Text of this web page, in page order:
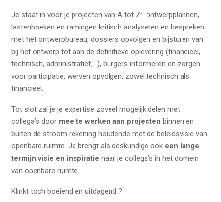
Je staat in voor je projecten van A tot Z: ontwerpplannen,
lastenboeken en ramingen kritisch analyseren en bespreken
met het ontwerpbureau, dossiers opvolgen en bijsturen van
bij het ontwerp tot aan de definitieve oplevering (financieel,
technisch, administratief,…), burgers informeren en zorgen
voor participatie, werven opvolgen, zowel technisch als
financieel.
Tot slot zal je je expertise zoveel mogelijk delen met
collega’s door mee te werken aan projecten binnen en
buiten de stroom rekening houdende met de beleidsvisie van
openbare ruimte. Je brengt als deskundige ook een lange
termijn visie en inspiratie naar je collega’s in het domein
van openbare ruimte.
Klinkt toch boeiend en uitdagend ?